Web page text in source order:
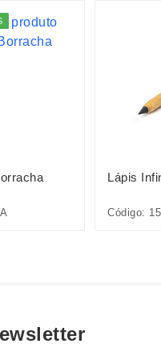
Lápis
Código: